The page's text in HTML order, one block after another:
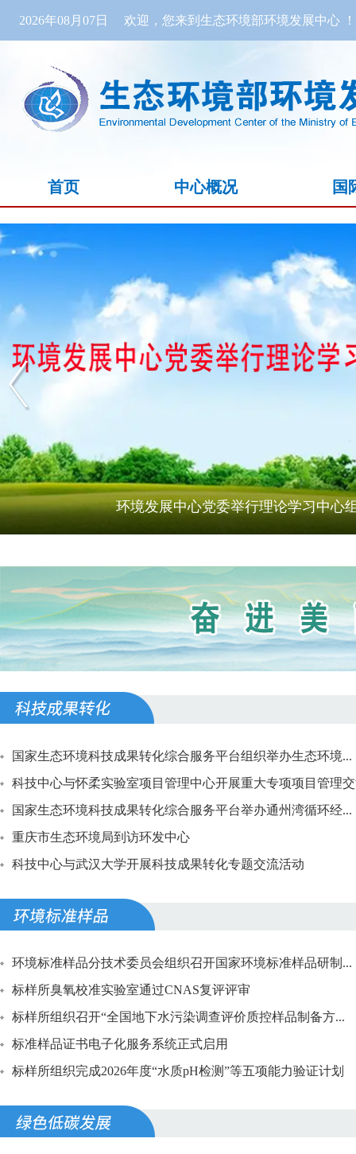
2026年08月07日 欢迎，您来到生态环境部环境发展中心 ！
首页 中心概况 国
环境发展中心党委举行理论学习中心
国家生态环境科技成果转化综合服务平台组织举办生态环境...
科技中心与怀柔实验室项目管理中心开展重大专项项目管理
国家生态环境科技成果转化综合服务平台举办通州湾循环经...
重庆市生态环境局到访环发中心
科技中心与武汉大学开展科技成果转化专题交流活动
环境标准样品分技术委员会组织召开国家环境标准样品研制...
标样所臭氧校准实验室通过CNAS复评评审
标样所组织召开“全国地下水污染调查评价质控样品制备方...
标准样品证书电子化服务系统正式启用
标样所组织完成2026年度“水质pH检测”等五项能力验证计划